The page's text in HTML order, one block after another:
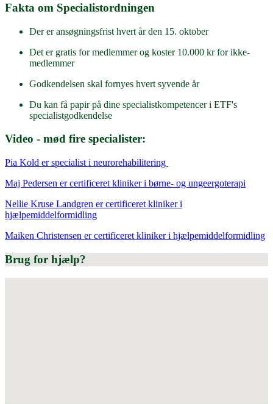
Fakta om Specialistordningen
Der er ansøgningsfrist hvert år den 15. oktober
Det er gratis for medlemmer og koster 10.000 kr for ikke-
medlemmer
Godkendelsen skal fornyes hvert syvende år
Du kan få papir på dine specialistkompetencer i ETF's
specialistgodkendelse
Video - mød fire specialister:
Pia Kold er specialist i neurorehabilitering
Maj Pedersen er certificeret kliniker i børne- og ungeergoterapi
Nellie Kruse Landgren er certificeret kliniker i
hjælpemiddelformidling
Maiken Christensen er certificeret kliniker i hjælpemiddelformidling
Brug for hjælp?